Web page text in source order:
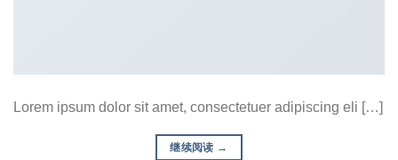
Lorem ipsum dolor sit amet, consectetuer adipiscing eli […]
继续阅读 →